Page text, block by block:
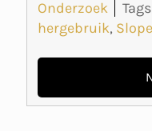
Onderzoek
Tags
hergebruik,